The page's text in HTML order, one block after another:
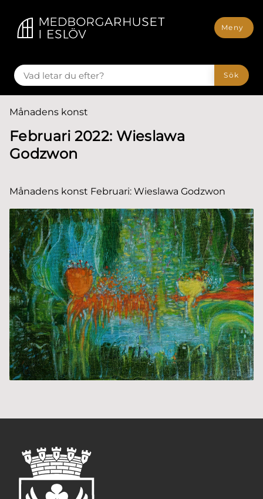
till innehåll
huvudmeny
Meny
VAD LETAR DU EFTER?
Sök
Du är här:
Månadens konst
Februari 2022: Wieslawa
Godzwon
Månadens konst Februari: Wieslawa Godzwon